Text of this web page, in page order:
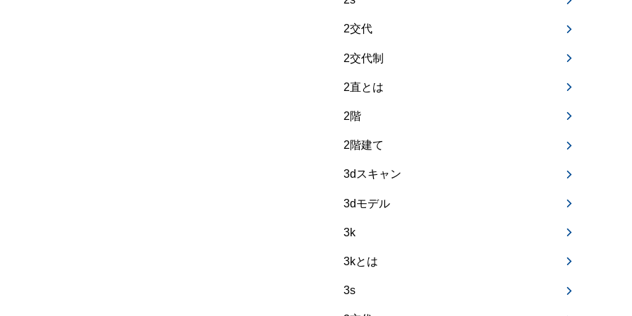
2交代
2交代制
2直とは
2階
2階建て
3dスキャン
3dモデル
3k
3kとは
3s